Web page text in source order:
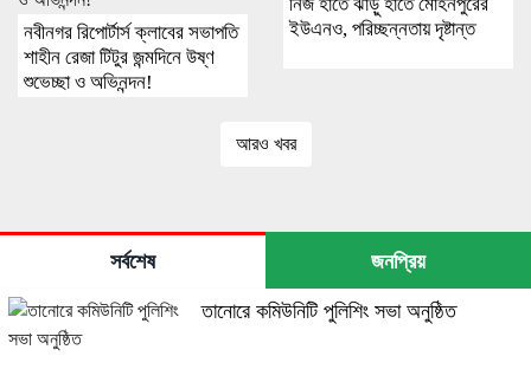
নবীনগর রিপোর্টার্স ক্লাবের সভাপতি
শাহীন রেজা টিটুর জন্মদিনে উষ্ণ
শুভেচ্ছা ও অভিনন্দন!
ইউএনও, পরিচ্ছন্নতায় দৃষ্টান্ত
আরও খবর
সর্বশেষ জনপ্রিয়
তানোরে কমিউনিটি পুলিশিং সভা অনুষ্ঠিত